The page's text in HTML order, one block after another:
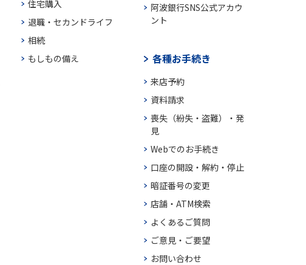
住宅購入
退職・セカンドライフ
相続
もしもの備え
阿波銀行SNS公式アカウ
ント
各種お手続き
来店予約
資料請求
喪失（紛失・盗難）・発
見
Webでのお手続き
口座の開設・解約・停止
暗証番号の変更
店舗・ATM検索
よくあるご質問
ご意見・ご要望
お問い合わせ